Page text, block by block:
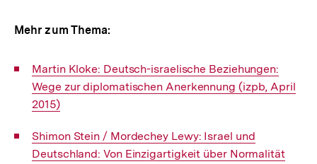
Mehr zum Thema:
Interner
Link:
Martin Kloke: Deutsch-israelische Beziehungen:
Wege zur diplomatischen Anerkennung (izpb, April
2015)
Interner
Link:
Shimon Stein / Mordechey Lewy: Israel und
Deutschland: Von Einzigartigkeit über Normalität